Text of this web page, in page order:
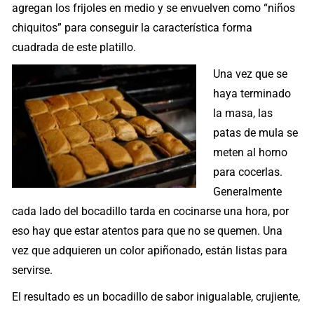
agregan los frijoles en medio y se envuelven como “niños
chiquitos” para conseguir la característica forma
cuadrada de este platillo.
Una vez que se
haya terminado
la masa, las
patas de mula se
meten al horno
para cocerlas.
Generalmente
cada lado del bocadillo tarda en cocinarse una hora, por
eso hay que estar atentos para que no se quemen. Una
vez que adquieren un color apiñonado, están listas para
servirse.
El resultado es un bocadillo de sabor inigualable, crujiente,